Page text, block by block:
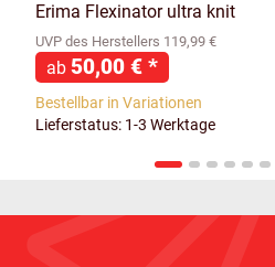
Erima Flexinator ultra knit
UVP des Herstellers 119,99 €
ab 50,00 € *
Bestellbar in Variationen
Lieferstatus: 1-3 Werktage